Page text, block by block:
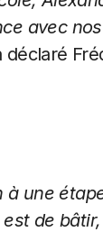
avec
déclaré
une
de